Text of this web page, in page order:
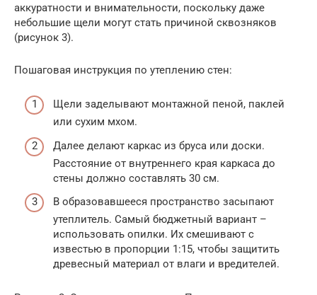
аккуратности и внимательности, поскольку даже
небольшие щели могут стать причиной сквозняков
(рисунок 3).
Пошаговая инструкция по утеплению стен:
Щели заделывают монтажной пеной, паклей
или сухим мхом.
Далее делают каркас из бруса или доски.
Расстояние от внутреннего края каркаса до
стены должно составлять 30 см.
В образовавшееся пространство засыпают
утеплитель. Самый бюджетный вариант –
использовать опилки. Их смешивают с
известью в пропорции 1:15, чтобы защитить
древесный материал от влаги и вредителей.